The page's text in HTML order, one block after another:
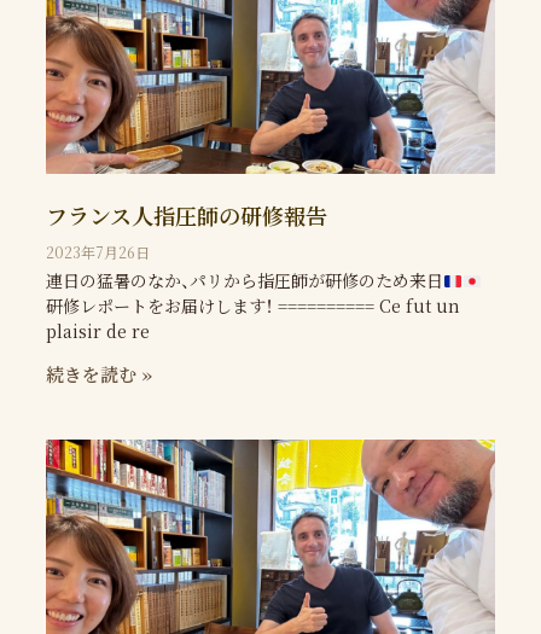
フランス人指圧師の研修報告
2023年7月26日
連日の猛暑のなか、パリから指圧師が研修のため来日
研修レポートをお届けします！ ========== Ce fut un
plaisir de re
続きを読む »